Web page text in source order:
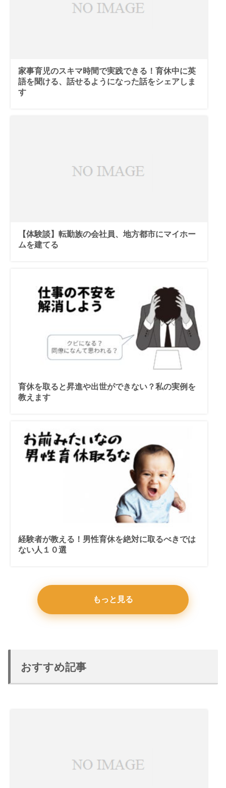
家事育児のスキマ時間で実践できる！育休中に英
語を聞ける、話せるようになった話をシェアしま
す
【体験談】転勤族の会社員、地方都市にマイホー
ムを建てる
育休を取ると昇進や出世ができない？私の実例を
教えます
経験者が教える！男性育休を絶対に取るべきでは
ない人１０選
もっと見る
おすすめ記事